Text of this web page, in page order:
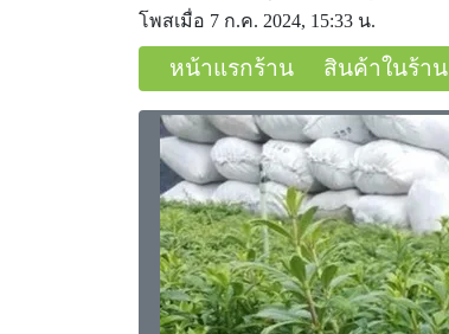
โพสเมื่อ 7 ก.ค. 2024, 15:33 น.
หน้าแรกร้าน สินค้าในร้าน